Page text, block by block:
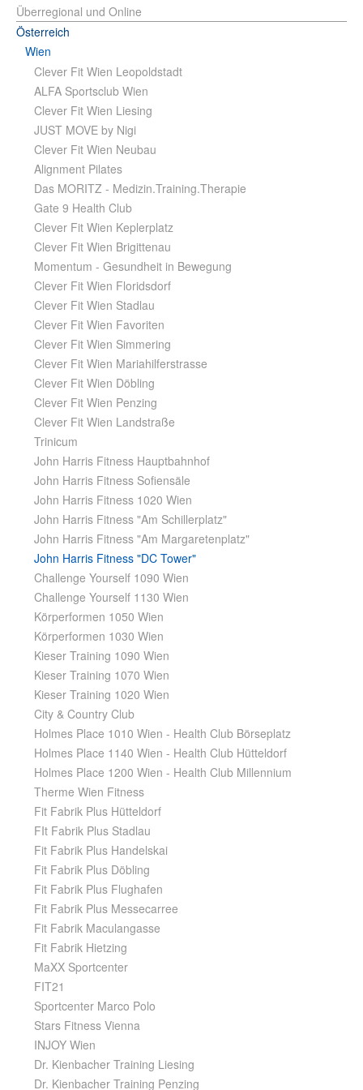
Überregional und Online
Österreich
Wien
Clever Fit Wien Leopoldstadt
ALFA Sportsclub Wien
Clever Fit Wien Liesing
JUST MOVE by Nigi
Clever Fit Wien Neubau
Alignment Pilates
Das MORITZ - Medizin.Training.Therapie
Gate 9 Health Club
Clever Fit Wien Keplerplatz
Clever Fit Wien Brigittenau
Momentum - Gesundheit in Bewegung
Clever Fit Wien Floridsdorf
Clever Fit Wien Stadlau
Clever Fit Wien Favoriten
Clever Fit Wien Simmering
Clever Fit Wien Mariahilferstrasse
Clever Fit Wien Döbling
Clever Fit Wien Penzing
Clever Fit Wien Landstraße
Trinicum
John Harris Fitness Hauptbahnhof
John Harris Fitness Sofiensäle
John Harris Fitness 1020 Wien
John Harris Fitness "Am Schillerplatz"
John Harris Fitness "Am Margaretenplatz"
John Harris Fitness "DC Tower"
Challenge Yourself 1090 Wien
Challenge Yourself 1130 Wien
Körperformen 1050 Wien
Körperformen 1030 Wien
Kieser Training 1090 Wien
Kieser Training 1070 Wien
Kieser Training 1020 Wien
City & Country Club
Holmes Place 1010 Wien - Health Club Börseplatz
Holmes Place 1140 Wien - Health Club Hütteldorf
Holmes Place 1200 Wien - Health Club Millennium
Therme Wien Fitness
Fit Fabrik Plus Hütteldorf
FIt Fabrik Plus Stadlau
Fit Fabrik Plus Handelskai
Fit Fabrik Plus Döbling
Fit Fabrik Plus Flughafen
Fit Fabrik Plus Messecarree
Fit Fabrik Maculangasse
Fit Fabrik Hietzing
MaXX Sportcenter
FIT21
Sportcenter Marco Polo
Stars Fitness Vienna
INJOY Wien
Dr. Kienbacher Training Liesing
Dr. Kienbacher Training Penzing